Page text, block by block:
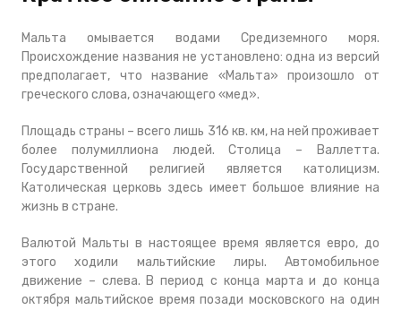
Мальта омывается водами Средиземного моря.
Происхождение названия не установлено: одна из версий
предполагает, что название «Мальта» произошло от
греческого слова, означающего «мед».
Площадь страны – всего лишь 316 кв. км, на ней проживает
более полумиллиона людей. Столица – Валлетта.
Государственной религией является католицизм.
Католическая церковь здесь имеет большое влияние на
жизнь в стране.
Валютой Мальты в настоящее время является евро, до
этого ходили мальтийские лиры. Автомобильное
движение – слева. В период с конца марта и до конца
октября мальтийское время позади московского на один